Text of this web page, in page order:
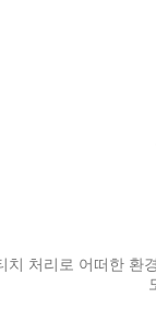
치 처리로 어떠한